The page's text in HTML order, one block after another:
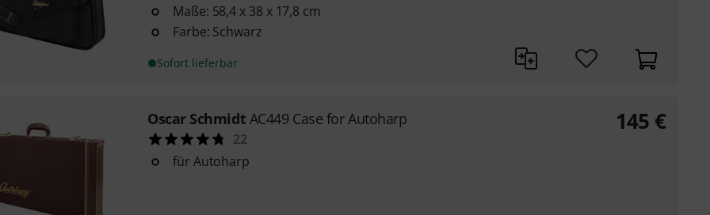
Maße: 58,4 x 38 x 17,8 cm
Farbe: Schwarz
Sofort lieferbar
Oscar Schmidt AC449 Case for Autoharp
22
für Autoharp
145 €